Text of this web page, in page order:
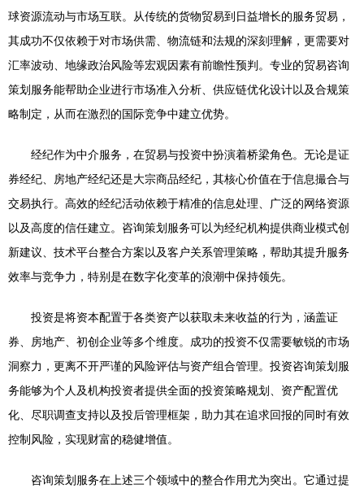
球资源流动与市场互联。从传统的货物贸易到日益增长的服务贸易，
其成功不仅依赖于对市场供需、物流链和法规的深刻理解，更需要对
汇率波动、地缘政治风险等宏观因素有前瞻性预判。专业的贸易咨询
策划服务能帮助企业进行市场准入分析、供应链优化设计以及合规策
略制定，从而在激烈的国际竞争中建立优势。
经纪作为中介服务，在贸易与投资中扮演着桥梁角色。无论是证
券经纪、房地产经纪还是大宗商品经纪，其核心价值在于信息撮合与
交易执行。高效的经纪活动依赖于精准的信息处理、广泛的网络资源
以及高度的信任建立。咨询策划服务可以为经纪机构提供商业模式创
新建议、技术平台整合方案以及客户关系管理策略，帮助其提升服务
效率与竞争力，特别是在数字化变革的浪潮中保持领先。
投资是将资本配置于各类资产以获取未来收益的行为，涵盖证
券、房地产、初创企业等多个维度。成功的投资不仅需要敏锐的市场
洞察力，更离不开严谨的风险评估与资产组合管理。投资咨询策划服
务能够为个人及机构投资者提供全面的投资策略规划、资产配置优
化、尽职调查支持以及投后管理框架，助力其在追求回报的同时有效
控制风险，实现财富的稳健增值。
咨询策划服务在上述三个领域中的整合作用尤为突出。它通过提